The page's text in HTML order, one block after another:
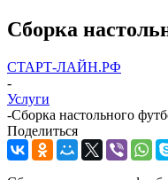
Сборка
СТАРТ-ЛАЙН.РФ
-
Услуги
-Сборка настольного
Поделиться